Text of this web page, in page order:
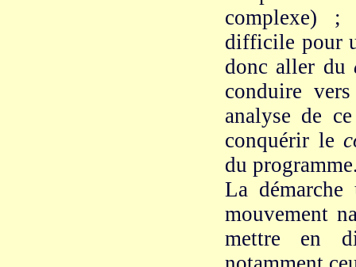
complexe) ;
difficile pour
donc aller du
conduire
analyse de
conquérir le
du
La
mouvement
mettre en